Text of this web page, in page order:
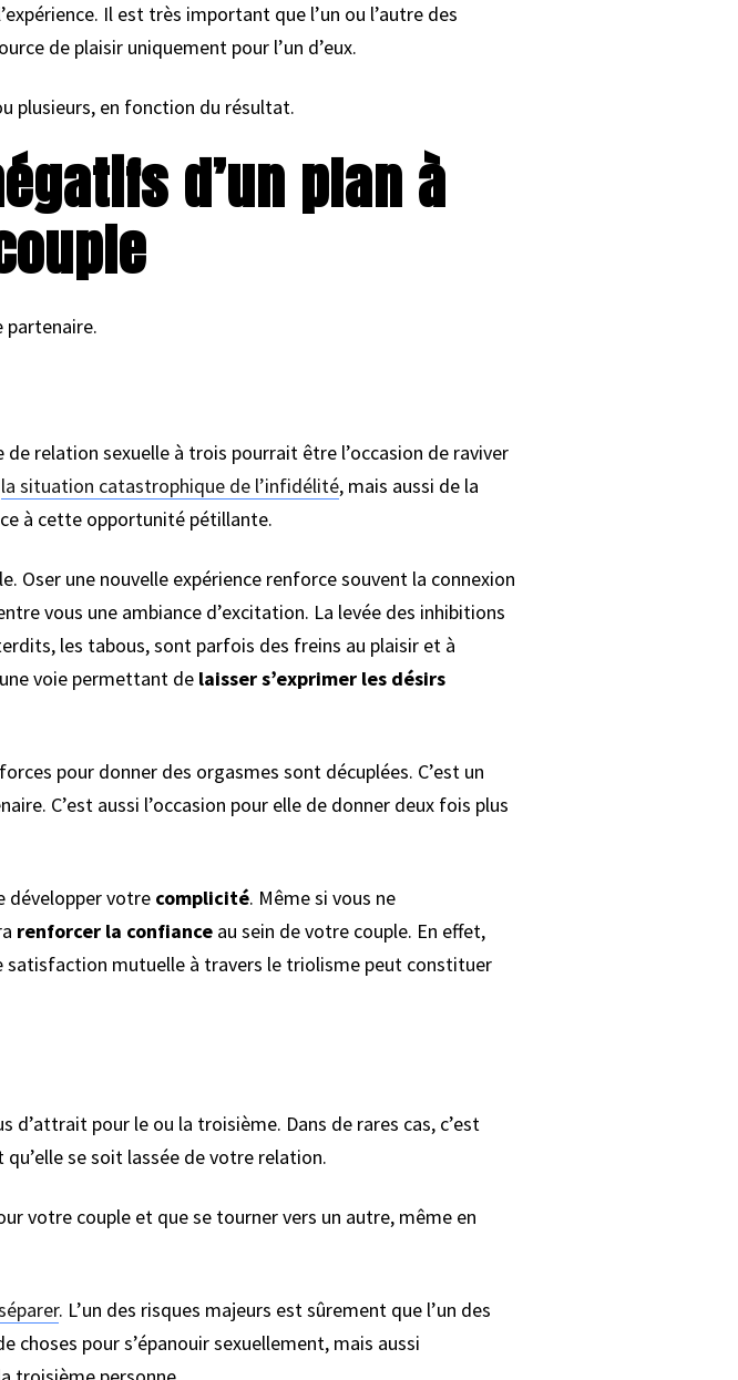
Il est très important que l’un ou l’autre des
de plaisir uniquement pour l’un d’eux.
plusieurs, en fonction du résultat.
d’un plan à
partenaire.
relation sexuelle à trois pourrait être l’occasion de raviver
la situation catastrophique de l’infidélité, mais aussi de la
à cette opportunité pétillante.
Oser une nouvelle expérience renforce souvent la connexion
vous une ambiance d’excitation. La levée des inhibitions
les tabous, sont parfois des freins au plaisir et à
voie permettant de laisser s’exprimer les désirs
pour donner des orgasmes sont décuplées. C’est un
C’est aussi l’occasion pour elle de donner deux fois plus
développer votre complicité. Même si vous ne
renforcer la confianceau sein de votre couple. En effet,
satisfaction mutuelle à travers le triolisme peut constituer
pour le ou la troisième. Dans de rares cas, c’est
se soit lassée de votre relation.
votre couple et que se tourner vers un autre, même en
. L’un des risques majeurs est sûrement que l’un des
choses pour s’épanouir sexuellement, mais aussi